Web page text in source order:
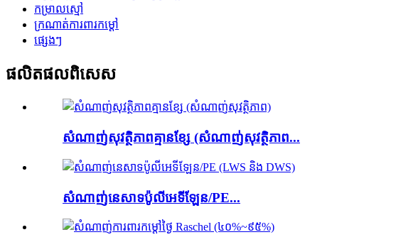
កម្រាលស្មៅ
ក្រណាត់​ការពារ​កម្ដៅ
ផ្សេងៗ
ផលិតផល​ពិសេស
សំណាញ់សុវត្ថិភាពគ្មានខ្សែ (សំណាញ់សុវត្ថិភាព...
សំណាញ់នេសាទប៉ូលីអេទីឡែន/PE...